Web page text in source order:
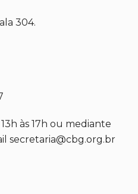
304.
às 17h ou mediante
secretaria@cbg.org.br